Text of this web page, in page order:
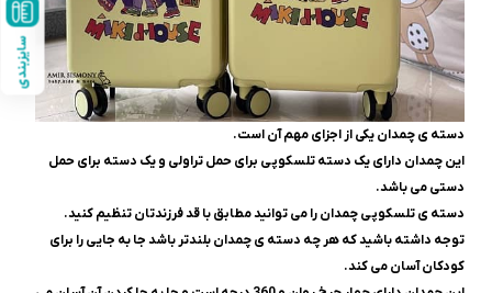
سایزبندی
دسته ی چمدان یکی از اجزای مهم آن است.
این چمدان دارای یک دسته تلسکوپی برای حمل تراولی و یک دسته برای حمل
دستی می باشد.
دسته ی تلسکوپی چمدان را می توانید مطابق با قد فرزندتان تنظیم کنید.
توجه داشته باشید که هر چه دسته ی چمدان بلندتر باشد جا به جایی را برای
کودکان آسان می کند.